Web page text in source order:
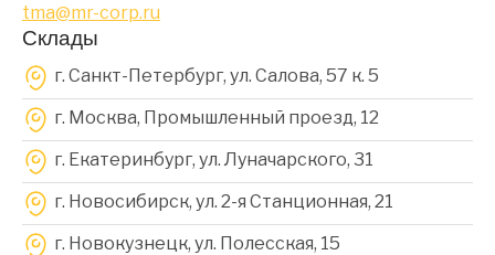
tma@mr-corp.ru
Склады
г. Санкт-Петербург, ул. Салова, 57 к. 5
г. Москва, Промышленный проезд, 12
г. Екатеринбург, ул. Луначарского, 31
г. Новосибирск, ул. 2-я Станционная, 21
г. Новокузнецк, ул. Полесская, 15